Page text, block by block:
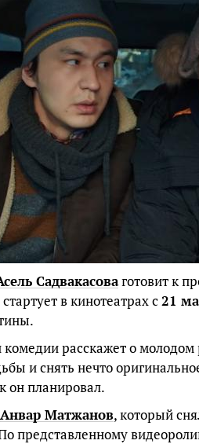
Садвакасоваготовит к
в кинотеатрах с21
расскажет о
и снять нечто
он планировал.
Анвар Матжанов, который
представленному